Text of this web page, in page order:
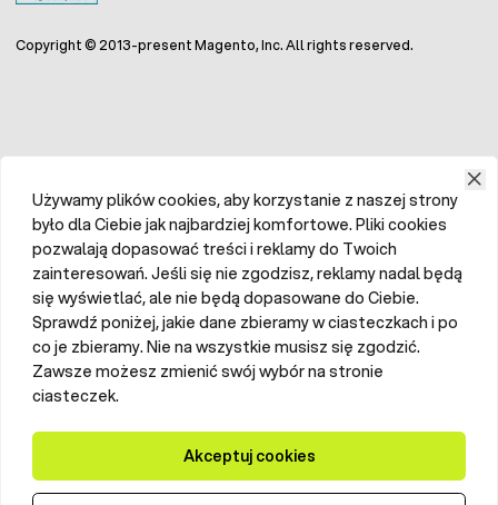
Copyright © 2013-present Magento, Inc. All rights reserved.
Używamy plików cookies, aby korzystanie z naszej strony
było dla Ciebie jak najbardziej komfortowe. Pliki cookies
pozwalają dopasować treści i reklamy do Twoich
zainteresowań. Jeśli się nie zgodzisz, reklamy nadal będą
się wyświetlać, ale nie będą dopasowane do Ciebie.
Sprawdź poniżej, jakie dane zbieramy w ciasteczkach i po
co je zbieramy. Nie na wszystkie musisz się zgodzić.
Zawsze możesz zmienić swój wybór na stronie
ciasteczek.
Akceptuj cookies